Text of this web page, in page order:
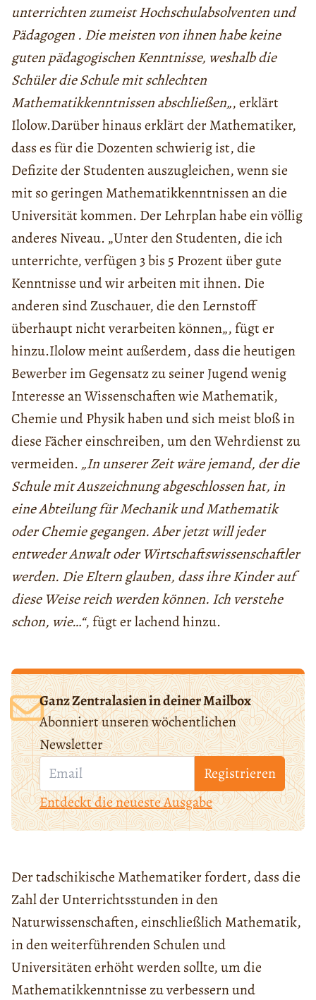
unterrichtenzumeistHochschulabsolventen und
Pädagogen . Die meisten von ihnenhabe keine
guten pädagogischen Kenntnisse, weshalbdie
Schülerdie Schulemit schlechten
Mathematikkenntnissenabschließen„, erklärt
Ilolow.Darüber hinaus erklärt der Mathematiker,
dass es für die Dozenten schwierig ist, die
Defizite der Studenten auszugleichen, wenn sie
mit so geringen Mathematikkenntnissen an die
Universität kommen. Der Lehrplan habe ein völlig
anderes Niveau. „Unter den Studenten, die ich
unterrichte, verfügen 3 bis 5 Prozent über gute
Kenntnisse und wir arbeiten mit ihnen. Die
anderen sind Zuschauer, die den Lernstoff
überhaupt nichtverarbeiten können„, fügt er
hinzu.Ilolow meint außerdem, dass die heutigen
Bewerber im Gegensatz zu seiner Jugend wenig
Interesse an Wissenschaften wie Mathematik,
Chemie und Physik haben und sich meistbloßin
diese Fächer einschreiben, um den Wehrdienst zu
vermeiden. „In unserer Zeit wäre jemand, der die
Schule mit Auszeichnung abgeschlossen hat, in
eine Abteilung für Mechanik und Mathematik
oder Chemie gegangen. Aber jetzt will jeder
entweder Anwalt oder Wirtschaftswissenschaftler
werden. DieEltern glauben, dass ihre Kinder auf
diese Weise reich werden können. Ich verstehe
schon, wie…“, fügt er lachend hinzu.
Ganz Zentralasien in deiner Mailbox
Abonniert unseren wöchentlichen
Newsletter
Registrieren
Entdeckt die neueste Ausgabe
Der tadschikische Mathematikerfordert, dass die
Zahl der Unterrichtsstunden in den
Naturwissenschaften, einschließlich Mathematik,
in den weiterführenden Schulen und
Universitäten erhöht werden sollte, um die
Mathematikkenntnisse zu verbessern und